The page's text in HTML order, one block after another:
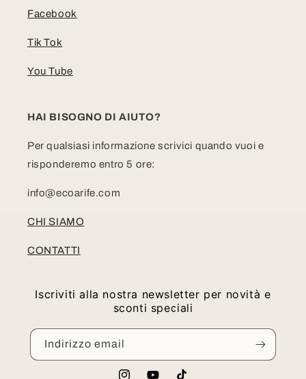
Facebook
Tik Tok
You Tube
HAI BISOGNO DI AIUTO?
Per qualsiasi informazione scrivici quando vuoi e
risponderemo entro 5 ore:
info@ecoarife.com
CHI SIAMO
CONTATTI
Iscriviti alla nostra newsletter per novità e
sconti speciali
Indirizzo email